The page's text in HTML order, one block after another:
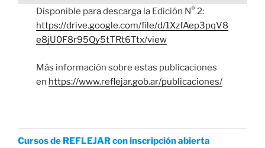
Disponible para descarga la Edición N° 2:
https://drive.google.com/file/d/1XzfAep3pqV8
e8jU0F8r95Qy5tTRt6Ttx/view
Más información sobre estas publicaciones
en https://www.reflejar.gob.ar/publicaciones/
Cursos de REFLEJAR con inscripción abierta